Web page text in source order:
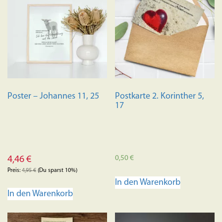
Poster – Johannes 11, 25
4,46 €
Preis: 4,95€ (Du sparst 10%)
In den Warenkorb
Postkarte 2. Korinther 5,
17
0,50€
In den Warenkorb